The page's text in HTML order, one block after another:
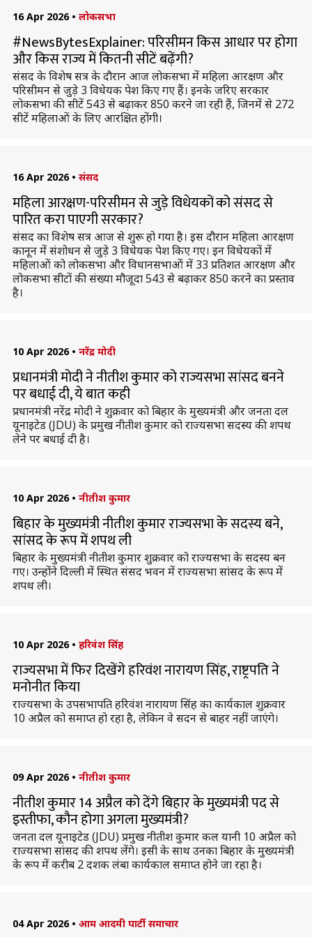
16 Apr 2026 • लोकसभा
#NewsBytesExplainer: परिसीमन किस आधार पर होगा
और किस राज्य में कितनी सीटें बढ़ेंगी?
संसद के विशेष सत्र के दौरान आज लोकसभा में महिला आरक्षण और
परिसीमन से जुड़े 3 विधेयक पेश किए गए हैं। इनके जरिए सरकार
लोकसभा की सीटें 543 से बढ़ाकर 850 करने जा रही हैं, जिनमें से 272
सीटें महिलाओं के लिए आरक्षित होंगी।
16 Apr 2026 • संसद
महिला आरक्षण-परिसीमन से जुड़े विधेयकों को संसद से
पारित करा पाएगी सरकार?
संसद का विशेष सत्र आज से शुरू हो गया है। इस दौरान महिला आरक्षण
कानून में संशोधन से जुड़े 3 विधेयक पेश किए गए। इन विधेयकों में
महिलाओं को लोकसभा और विधानसभाओं में 33 प्रतिशत आरक्षण और
लोकसभा सीटों की संख्या मौजूदा 543 से बढ़ाकर 850 करने का प्रस्ताव
है।
10 Apr 2026 • नरेंद्र मोदी
प्रधानमंत्री मोदी ने नीतीश कुमार को राज्यसभा सांसद बनने
पर बधाई दी, ये बात कही
प्रधानमंत्री नरेंद्र मोदी ने शुक्रवार को बिहार के मुख्यमंत्री और जनता दल
यूनाइटेड (JDU) के प्रमुख नीतीश कुमार को राज्यसभा सदस्य की शपथ
लेने पर बधाई दी है।
10 Apr 2026 • नीतीश कुमार
बिहार के मुख्यमंत्री नीतीश कुमार राज्यसभा के सदस्य बने,
सांसद के रूप में शपथ ली
बिहार के मुख्यमंत्री नीतीश कुमार शुक्रवार को राज्यसभा के सदस्य बन
गए। उन्होंने दिल्ली में स्थित संसद भवन में राज्यसभा सांसद के रूप में
शपथ ली।
10 Apr 2026 • हरिवंश सिंह
राज्यसभा में फिर दिखेंगे हरिवंश नारायण सिंह, राष्ट्रपति ने
मनोनीत किया
राज्यसभा के उपसभापति हरिवंश नारायण सिंह का कार्यकाल शुक्रवार
10 अप्रैल को समाप्त हो रहा है, लेकिन वे सदन से बाहर नहीं जाएंगे।
09 Apr 2026 • नीतीश कुमार
नीतीश कुमार 14 अप्रैल को देंगे बिहार के मुख्यमंत्री पद से
इस्तीफा, कौन होगा अगला मुख्यमंत्री?
जनता दल यूनाइटेड (JDU) प्रमुख नीतीश कुमार कल यानी 10 अप्रैल को
राज्यसभा सांसद की शपथ लेंगे। इसी के साथ उनका बिहार के मुख्यमंत्री
के रूप में करीब 2 दशक लंबा कार्यकाल समाप्त होने जा रहा है।
04 Apr 2026 • आम आदमी पार्टी समाचार